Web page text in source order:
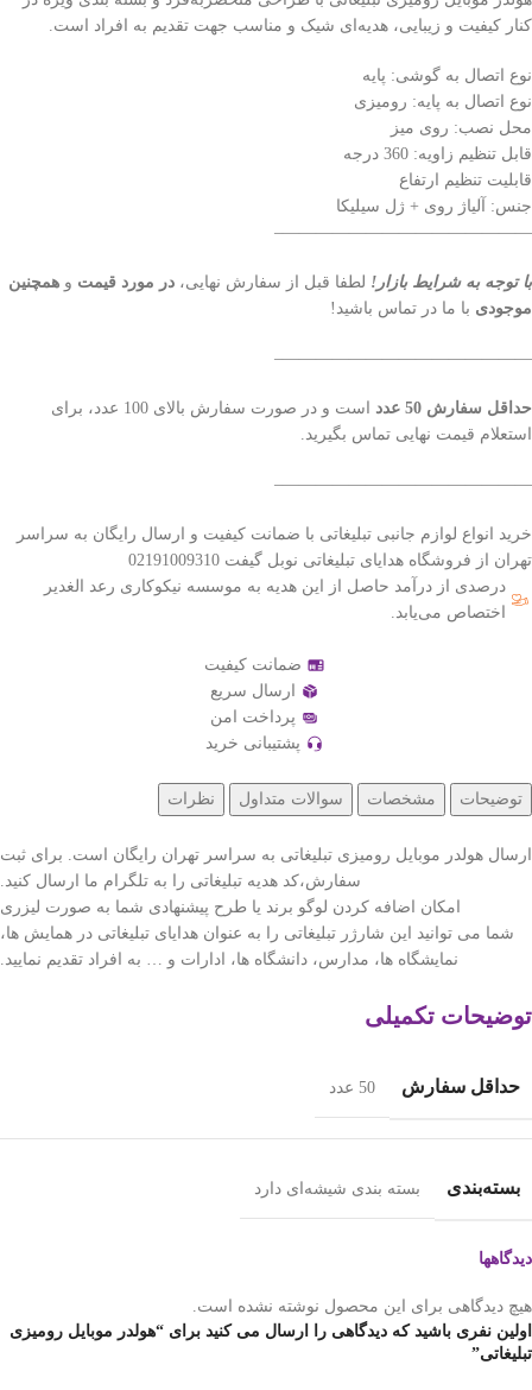
کنار کیفیت و زیبایی، هدیه‌ای شیک و مناسب جهت تقدیم به افراد است.
نوع اتصال به گوشی: پایه
نوع اتصال به پایه: رومیزی
محل نصب: روی میز
قابل تنظیم زاویه: 360 درجه
قابلیت تنظیم ارتفاع
جنس: آلیاژ روی + ژل سیلیکا
———————————————–
با توجه به شرایط بازار! لطفا قبل از سفارش نهایی، در مورد قیمت و همچنین
موجودی با ما در تماس باشید!
———————————————–
حداقل سفارش 50 عدد
است و در صورت سفارش بالای 100 عدد، برای
استعلام قیمت نهایی تماس بگیرید.
———————————————–
خرید انواع لوازم جانبی تبلیغاتی با ضمانت کیفیت و ارسال رایگان به سراسر
تهران از فروشگاه هدایای تبلیغاتی نوبل گیفت 02191009310
درصدی از درآمد حاصل از این هدیه به موسسه نیکوکاری رعد الغدیر
اختصاص می‌یابد.
ضمانت کیفیت
ارسال سریع
پرداخت امن
پشتیبانی خرید
توضیحات مشخصات سوالات متداول نظرات
ارسال هولدر موبایل رومیزی تبلیغاتی به سراسر تهران رایگان است. برای ثبت
سفارش،کد هدیه تبلیغاتی را به تلگرام ما ارسال کنید.
امکان اضافه کردن لوگو برند یا طرح پیشنهادی شما به صورت لیزری
شما می توانید این شارژر تبلیغاتی را به عنوان هدایای تبلیغاتی در همایش ها،
نمایشگاه ها، مدارس، دانشگاه ها، ادارات و … به افراد تقدیم نمایید.
توضیحات تکمیلی
حداقل سفارش 50 عدد
بسته‌بندی بسته بندی شیشه‌ای دارد
دیدگاهها
هیچ دیدگاهی برای این محصول نوشته نشده است.
اولین نفری باشید که دیدگاهی را ارسال می کنید برای “هولدر موبایل رومیزی
تبلیغاتی”